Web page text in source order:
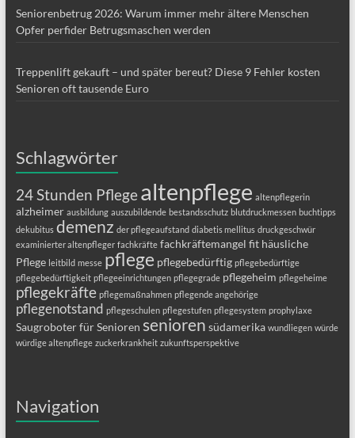
Seniorenbetrug 2026: Warum immer mehr ältere Menschen
Opfer perfider Betrugsmaschen werden
Treppenlift gekauft – und später bereut? Diese 9 Fehler kosten
Senioren oft tausende Euro
Schlagwörter
24 Stunden Pflegealtenpflege altenpflegerin
alzheimer ausbildung auszubildende bestandsschutz blutdruckmessen buchtipps
dekubitus demenz der pflegeaufstand diabetis mellitus druckgeschwür
examinierter altenpfleger fachkräfte fachkräftemangel fit häusliche
Pflege leitbild messe pflege pflegebedürftig pflegebedürftige
pflegebedürftigkeit pflegeeinrichtungen pflegegrade pflegeheim pflegeheime
pflegekräfte pflegemaßnahmen pflegende angehörige
pflegenotstand pflegeschulen pflegestufen pflegesystem prophylaxe
Saugroboter für Senioren senioren südamerika wundliegen würde
würdige altenpflege zuckerkrankheit zukunftsperspektive
Navigation